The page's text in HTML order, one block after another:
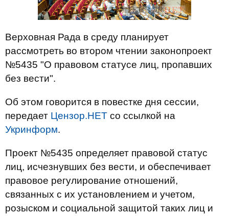
Верховная Рада в среду планирует
рассмотреть во втором чтении законопроект
№5435 "О правовом статусе лиц, пропавших
без вести".
Об этом говорится в повестке дня сессии,
передает Цензор.НЕТ со ссылкой на
Укринформ.
Проект №5435 определяет правовой статус
лиц, исчезнувших без вести, и обеспечивает
правовое регулирование отношений,
связанных с их установлением и учетом,
розыском и социальной защитой таких лиц и